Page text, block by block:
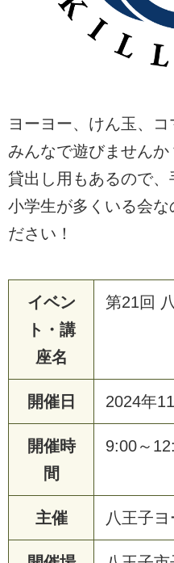
ヨーヨー、けん玉、
みんなで遊びませんか
貸出し用もあるので、
小学生が多くいる会な
ださい！
イベン
ト・講
座名
第21回
開催日 2024年
開催時
間
9:00～
主催 八王子